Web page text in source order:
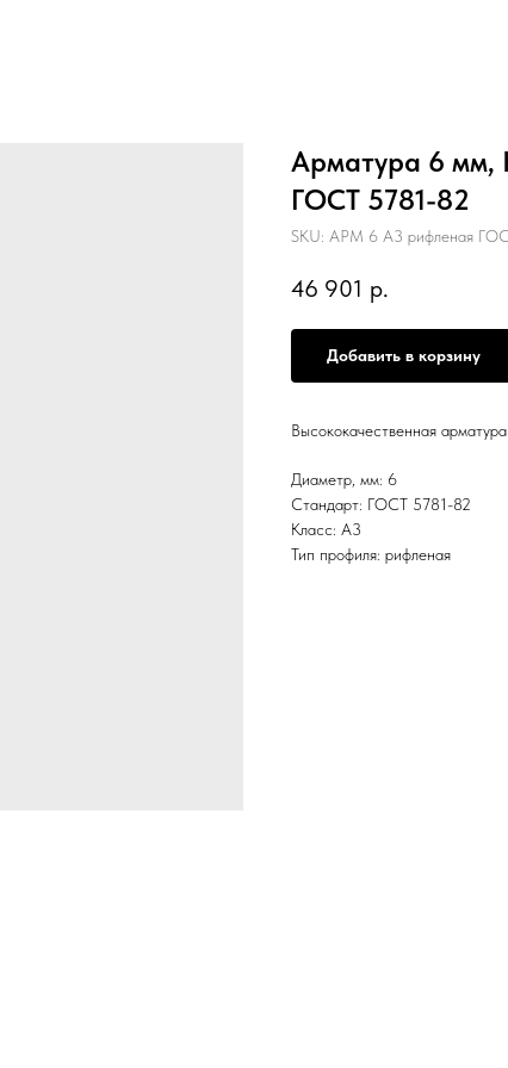
Арматура 6 мм,
ГОСТ 5781-82
SKU: АРМ 6 А3 рифленая
46 901 р.
Добавить в корзину
Высококачественная
Диаметр, мм: 6
Стандарт: ГОСТ 5781-82
Класс: А3
Тип профиля: рифленая